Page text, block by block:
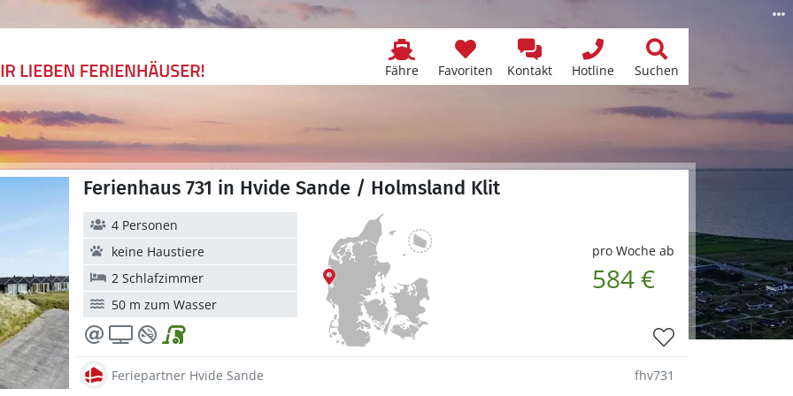
Fähre Favoriten Kontakt Hotline Suchen
Ferienhaus 731 in Hvide Sande / Holmsland Klit
pro Woche ab
584 €
4 Personen
keine Haustiere
2 Schlafzimmer
50 m zum Wasser
Feriepartner Hvide Sande fhv731